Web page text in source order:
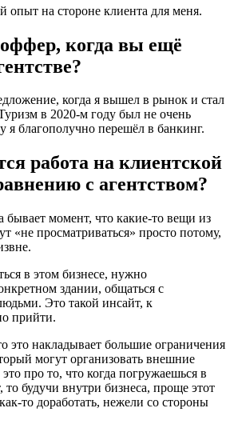
на стороне клиента для меня.
когда вы ещё
когда я вышел в рынок и стал
в 2020-м году был не очень
я благополучно перешёл в банкинг.
работа на клиентской
с агентством?
бывает момент, что какие-то вещи из
«не просматриваться» просто потому,
в этом бизнесе, нужно
здании, общаться с
Это такой инсайт, к
прийти.
это накладывает большие ограничения
могут организовать внешние
про то, что когда погружаешься в
будучи внутри бизнеса, проще этот
то доработать, нежели со стороны